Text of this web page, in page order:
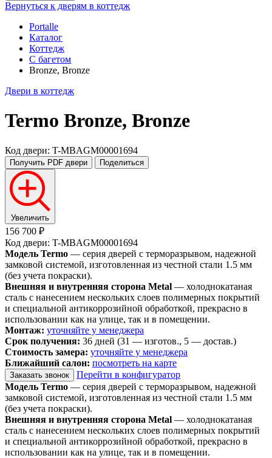
Вернуться к дверям в коттедж
Portalle
Каталог
Коттедж
С багетом
Bronze, Bronze
Двери в коттедж
Termo Bronze, Bronze
Код двери: T-MBAGM00001694
Получить PDF двери Поделиться
Увеличить
156 700 ₽
Код двери: T-MBAGM00001694
Модель Termo — серия дверей с терморазрывом, надежной
замковой системой, изготовленная из честной стали 1.5 мм
(без учета покраски).
Внешняя и внутренняя сторона Metal — холоднокатаная
сталь с нанесением нескольких слоев полимерных покрытий
и специальной антикоррозийной обработкой, прекрасно в
использовании как на улице, так и в помещении.
Монтаж: уточняйте у менеджера
Срок получения: 36 дней (31 — изготов., 5 — достав.)
Стоимость замера: уточняйте у менеджера
Ближайший салон: посмотреть на карте
Заказать звонок
Перейти в конфигуратор
Модель Termo — серия дверей с терморазрывом, надежной
замковой системой, изготовленная из честной стали 1.5 мм
(без учета покраски).
Внешняя и внутренняя сторона Metal — холоднокатаная
сталь с нанесением нескольких слоев полимерных покрытий
и специальной антикоррозийной обработкой, прекрасно в
использовании как на улице, так и в помещении.